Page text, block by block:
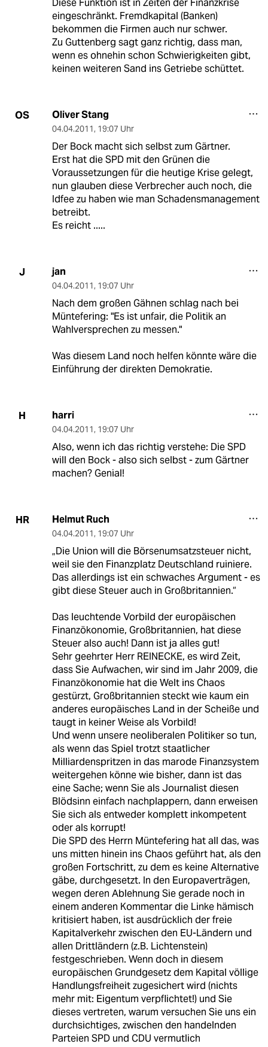
Diese Funktion ist in Zeiten der Finanzkrise
eingeschränkt. Fremdkapital (Banken)
bekommen die Firmen auch nur schwer.
Zu Guttenberg sagt ganz richtig, dass man,
wenn es ohnehin schon Schwierigkeiten gibt,
keinen weiteren Sand ins Getriebe schüttet.
OS Oliver Stang
04.04.2011, 19:07 Uhr
Der Bock macht sich selbst zum Gärtner.
Erst hat die SPD mit den Grünen die
Voraussetzungen für die heutige Krise gelegt,
nun glauben diese Verbrecher auch noch, die
Idfee zu haben wie man Schadensmanagement
betreibt.
Es reicht .....
J jan
04.04.2011, 19:07 Uhr
Nach dem großen Gähnen schlag nach bei
Müntefering: "Es ist unfair, die Politik an
Wahlversprechen zu messen."
Was diesem Land noch helfen könnte wäre die
Einführung der direkten Demokratie.
H harri
04.04.2011, 19:07 Uhr
Also, wenn ich das richtig verstehe: Die SPD
will den Bock - also sich selbst - zum Gärtner
machen? Genial!
HR Helmut Ruch
04.04.2011, 19:07 Uhr
„Die Union will die Börsenumsatzsteuer nicht,
weil sie den Finanzplatz Deutschland ruiniere.
Das allerdings ist ein schwaches Argument - es
gibt diese Steuer auch in Großbritannien.“
Das leuchtende Vorbild der europäischen
Finanzökonomie, Großbritannien, hat diese
Steuer also auch! Dann ist ja alles gut!
Sehr geehrter Herr REINECKE, es wird Zeit,
dass Sie Aufwachen, wir sind im Jahr 2009, die
Finanzökonomie hat die Welt ins Chaos
gestürzt, Großbritannien steckt wie kaum ein
anderes europäisches Land in der Scheiße und
taugt in keiner Weise als Vorbild!
Und wenn unsere neoliberalen Politiker so tun,
als wenn das Spiel trotzt staatlicher
Milliardenspritzen in das marode Finanzsystem
weitergehen könne wie bisher, dann ist das
eine Sache; wenn Sie als Journalist diesen
Blödsinn einfach nachplappern, dann erweisen
Sie sich als entweder komplett inkompetent
oder als korrupt!
Die SPD des Herrn Müntefering hat all das, was
uns mitten hinein ins Chaos geführt hat, als den
großen Fortschritt, zu dem es keine Alternative
gäbe, durchgesetzt. In den Europaverträgen,
wegen deren Ablehnung Sie gerade noch in
einem anderen Kommentar die Linke hämisch
kritisiert haben, ist ausdrücklich der freie
Kapitalverkehr zwischen den EU-Ländern und
allen Drittländern (z.B. Lichtenstein)
festgeschrieben. Wenn doch in diesem
europäischen Grundgesetz dem Kapital völlige
Handlungsfreiheit zugesichert wird (nichts
mehr mit: Eigentum verpflichtet!) und Sie
dieses vertreten, warum versuchen Sie uns ein
durchsichtiges, zwischen den handelnden
Parteien SPD und CDU vermutlich